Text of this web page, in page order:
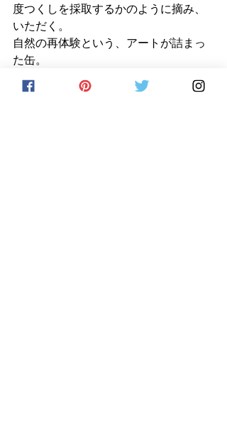
度つくしを採取するかのように摘み、
いただく。
自然の再体験という、アートが詰まっ
た缶。
つくしのみならず、自然の素材の可能